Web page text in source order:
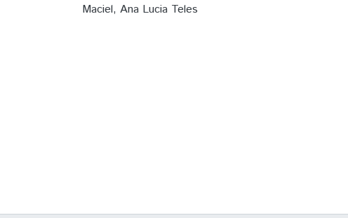
Maciel, Ana Lucia Teles